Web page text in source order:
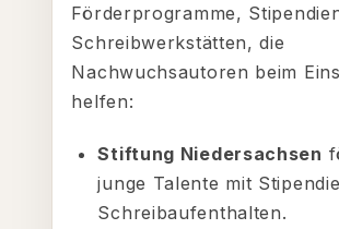
Förderprogramme,
Schreibwerkstätten, die
Nachwuchsautoren beim
helfen:
Stiftung Niedersachsen
junge Talente mit
Schreibaufenthalten.